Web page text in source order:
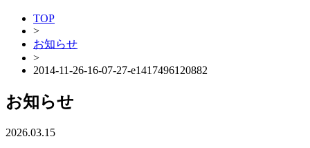
TOP
>
お知らせ
>
2014-11-26-16-07-27-e1417496120882
お知らせ
2026.03.15